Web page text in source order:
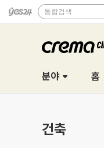
통합검색
분야 홈
건축